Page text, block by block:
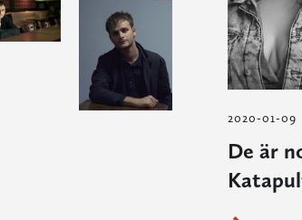
2020-01-09
De är